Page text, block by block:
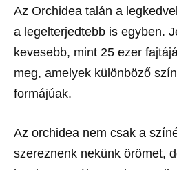
Az Orchidea talán a
a legelterjedtebb is egyben.
kevesebb, mint 25 ezer
meg, amelyek különböző
formájúak.
Az orchidea nem csak a
szereznenk nekünk örömet,